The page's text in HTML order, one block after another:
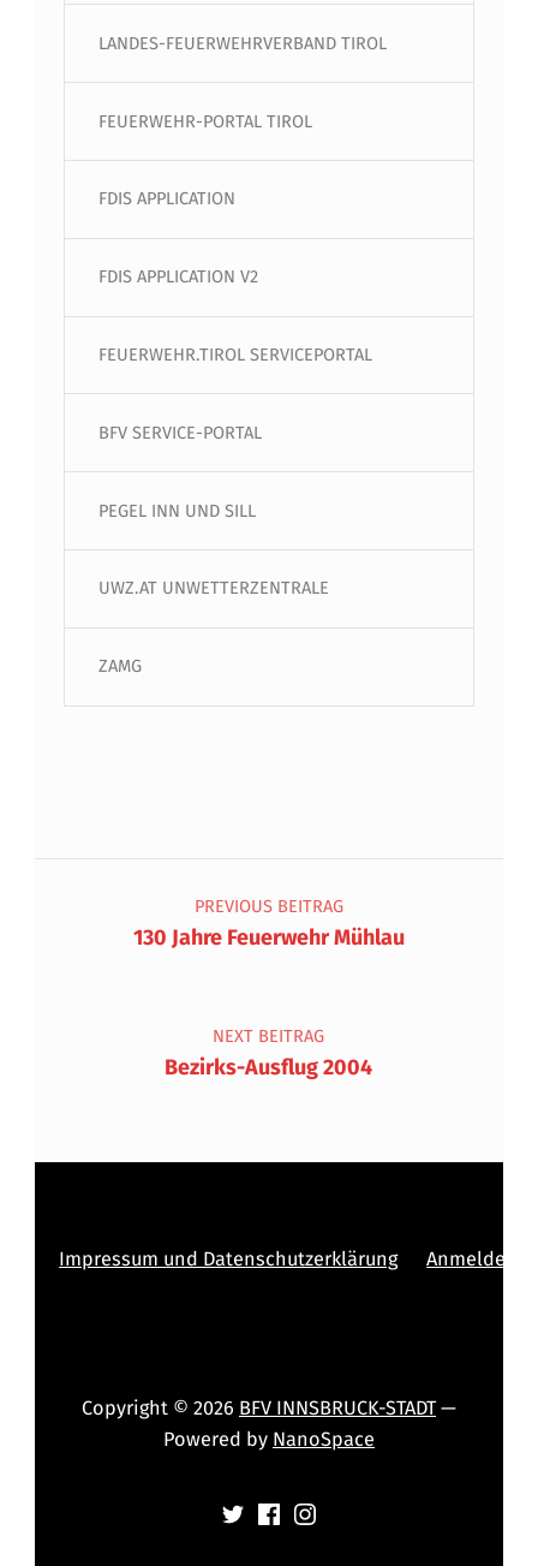
LANDES-FEUERWEHRVERBAND TIROL
FEUERWEHR-PORTAL TIROL
FDIS APPLICATION
FDIS APPLICATION V2
FEUERWEHR.TIROL SERVICEPORTAL
BFV SERVICE-PORTAL
PEGEL INN UND SILL
UWZ.AT UNWETTERZENTRALE
ZAMG
Beitragsnavigation
PREVIOUS BEITRAG
130 Jahre Feuerwehr Mühlau
NEXT BEITRAG
Bezirks-Ausflug 2004
Impressum und Datenschutzerklärung Anmelden
Copyright © 2026 BFV INNSBRUCK-STADT—
Powered by NanoSpace